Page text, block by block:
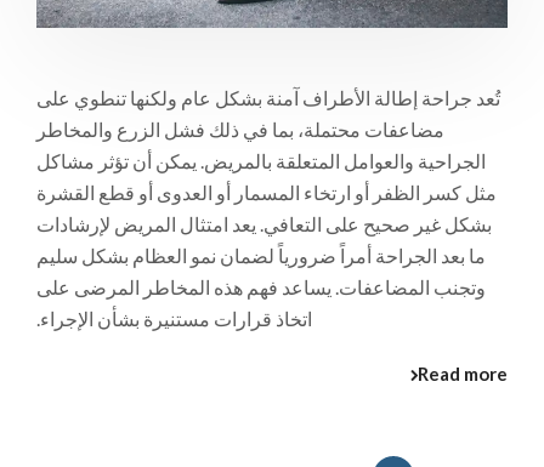
تُعد جراحة إطالة الأطراف آمنة بشكل عام ولكنها تنطوي على
مضاعفات محتملة، بما في ذلك فشل الزرع والمخاطر
الجراحية والعوامل المتعلقة بالمريض. يمكن أن تؤثر مشاكل
مثل كسر الظفر أو ارتخاء المسمار أو العدوى أو قطع القشرة
بشكل غير صحيح على التعافي. يعد امتثال المريض لإرشادات
ما بعد الجراحة أمراً ضرورياً لضمان نمو العظام بشكل سليم
وتجنب المضاعفات. يساعد فهم هذه المخاطر المرضى على
اتخاذ قرارات مستنيرة بشأن الإجراء.
Read more